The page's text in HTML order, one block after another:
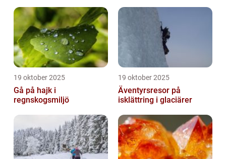
19 oktober 2025
Gå på hajk i
regnskogsmiljö
19 oktober 2025
Äventyrsresor på
isklättring i glaciärer